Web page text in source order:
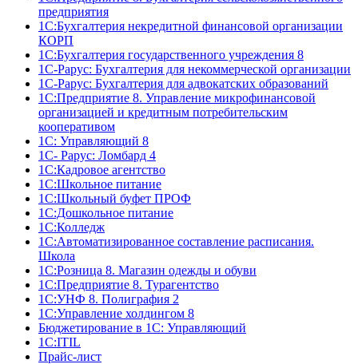
предприятия
1C:Бухгалтерия некредитной финансовой организации
КОРП
1С:Бухгалтерия государственного учреждения 8
1С-Рарус: Бухгалтерия для некоммерческой организации
1С-Рарус: Бухгалтерия для адвокатских образований
1С:Предприятие 8. Управление микрофинансовой
организацией и кредитным потребительским
кооперативом
1С: Управляющий 8
1С- Рарус: Ломбард 4
1С:Кадровое агентство
1С:Школьное питание
1С:Школьный буфет ПРОФ
1C:Дошкольное питание
1С:Колледж
1С:Автоматизированное составление расписания.
Школа
1С:Розница 8. Магазин одежды и обуви
1С:Предприятие 8. Турагентство
1С:УНФ 8. Полиграфия 2
1С:Управление холдингом 8
Бюджетирование в 1С: Управляющий
1С:ITIL
Прайс-лист